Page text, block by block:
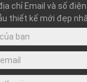
chỉ Email và số
thiết kế mới đẹp